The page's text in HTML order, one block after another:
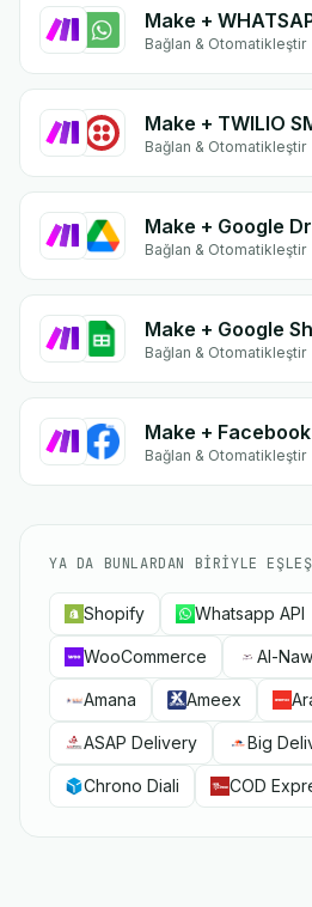
Make +
Bağlan & Otomatikleştir
Make + TWILIO
Bağlan & Otomatikleştir
Make + Google
Bağlan & Otomatikleştir
Make + Google
Bağlan & Otomatikleştir
Make +
Bağlan & Otomatikleştir
YA DA BUNLARDAN BIRIYLE
Shopify Whatsapp API
WooCommerce Al-
Amana Ameex
ASAP Delivery Big
Chrono Diali COD